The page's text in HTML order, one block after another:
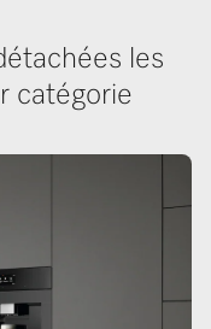
les
catégorie